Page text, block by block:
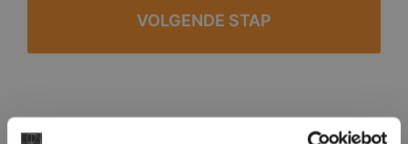
#1 in de categorie vloeren op Trustpilot